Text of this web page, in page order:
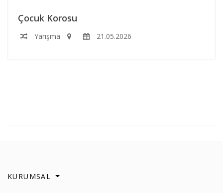
Çocuk Korosu
Yarışma 21.05.2026
KURUMSAL